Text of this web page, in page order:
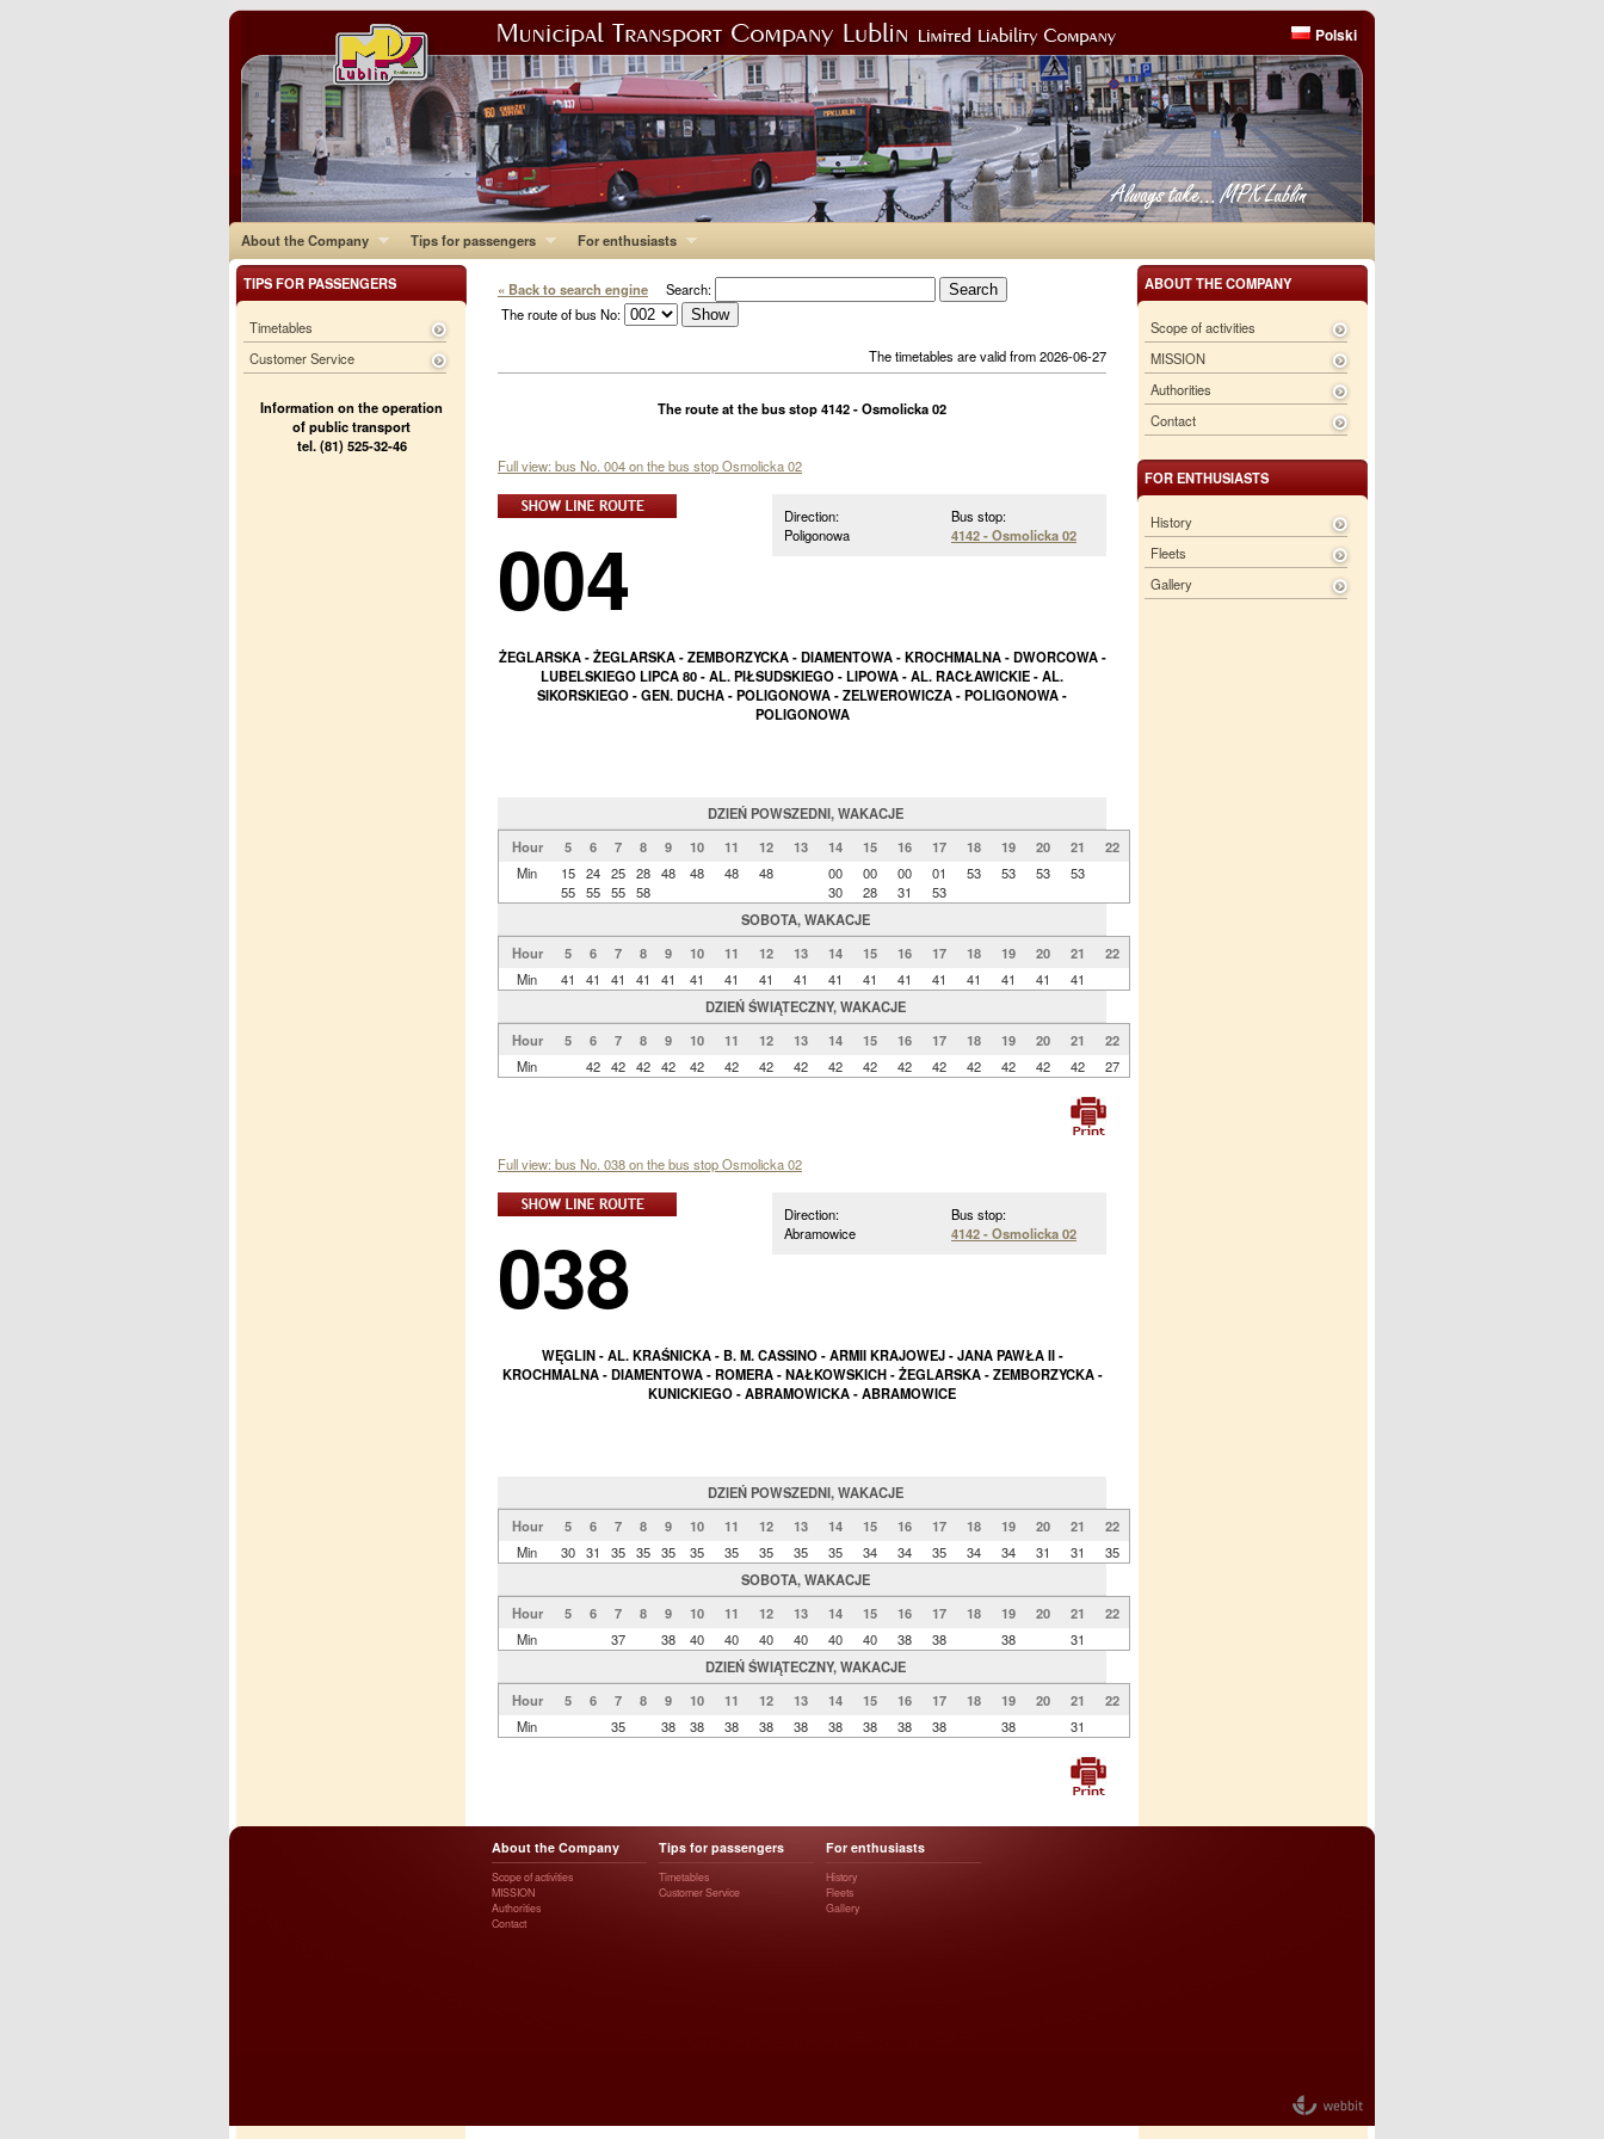
Polski
About the Company Tips for passengers For enthusiasts
ABOUT THE COMPANY
Scope of activities
MISSION
Authorities
Contact
FOR ENTHUSIASTS
History
Fleets
Gallery
« Back to search engine Search:
The route of bus No:
The timetables are valid from 2026-06-27
The route at the bus stop 4142 - Osmolicka 02
Full view: bus No. 004 on the bus stop Osmolicka 02
Bus stop:
4142 - Osmolicka 02
Direction:
Poligonowa
004
ŻEGLARSKA - ŻEGLARSKA - ZEMBORZYCKA - DIAMENTOWA - KROCHMALNA - DWORCOWA -
LUBELSKIEGO LIPCA 80 - AL. PIŁSUDSKIEGO - LIPOWA - AL. RACŁAWICKIE - AL.
SIKORSKIEGO - GEN. DUCHA - POLIGONOWA - ZELWEROWICZA - POLIGONOWA -
POLIGONOWA
DZIEŃ POWSZEDNI, WAKACJE
Hour
5 6 7 8 9 10 11 12 13 14 15 16 17 18 19 20 21
22
Min
15
55
24
55
25
55
28
58
48 48 48 48
00
30
00
28
00
31
01
53
53 53 53 53
SOBOTA, WAKACJE
Hour
5 6 7 8 9 10 11 12 13 14 15 16 17 18 19 20 21
22
Min
41 41 41 41 41 41 41 41 41 41 41 41 41 41 41 41
41
DZIEŃ ŚWIĄTECZNY, WAKACJE
Hour
5 6 7 8 9 10 11 12 13 14 15 16 17 18 19 20 21
22
Min
42 42 42 42 42 42 42 42 42 42 42 42 42 42 42 42 27
Full view: bus No. 038 on the bus stop Osmolicka 02
Bus stop:
4142 - Osmolicka 02
Direction:
Abramowice
038
WĘGLIN - AL. KRAŚNICKA - B. M. CASSINO - ARMII KRAJOWEJ - JANA PAWŁA II -
KROCHMALNA - DIAMENTOWA - ROMERA - NAŁKOWSKICH - ŻEGLARSKA - ZEMBORZYCKA -
KUNICKIEGO - ABRAMOWICKA - ABRAMOWICE
DZIEŃ POWSZEDNI, WAKACJE
Hour
5 6 7 8 9 10 11 12 13 14 15 16 17 18 19 20 21
22
Min
30 31 35 35 35 35 35 35 35 35 34 34 35 34 34 31 31
35
SOBOTA, WAKACJE
Hour
5 6 7 8 9 10 11 12 13 14 15 16 17 18 19 20 21
22
Min
37 38 40 40 40 40 40 40 38 38 38
31
DZIEŃ ŚWIĄTECZNY, WAKACJE
Hour
5 6 7 8 9 10 11 12 13 14 15 16 17 18 19 20 21
22
Min
35 38 38 38 38 38 38 38 38 38 38 31
TIPS FOR PASSENGERS
Timetables
Customer Service
Information on the operation
of public transport
tel. (81) 525-32-46
About the Company
Scope of activities
MISSION
Authorities
Contact
Tips for passengers
Timetables
Customer Service
For enthusiasts
History
Fleets
Gallery